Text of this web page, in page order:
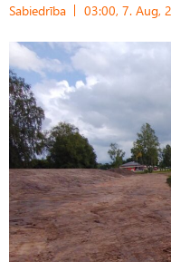
Sabiedrība 03:00, 7. Aug,